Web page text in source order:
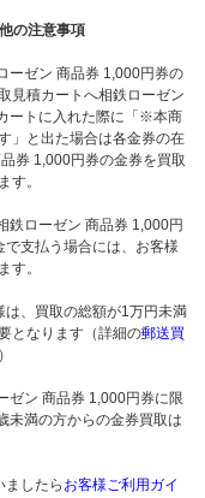
の注意事項
ーゼン 商品券 1,000円券の
見積カートへ相鉄ローゼン
ートに入れた際に「※本商
」と出た場合は各金券の在
券 1,000円券の金券を買取
す。
ローゼン 商品券 1,000円
支払う場合には、お客様
す。
、買取の総額が1万円未満
となります（詳細の郵送買
ン 商品券 1,000円券に限
未満の方からの金券買取は
したら お客様ご利用ガイ